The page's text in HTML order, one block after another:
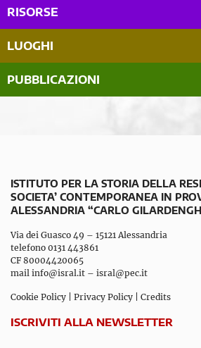
RISORSE
LUOGHI
PUBBLICAZIONI
ISTITUTO PER LA STORIA DELLA
SOCIETA’ CONTEMPORANEA IN
ALESSANDRIA “CARLO
Via dei Guasco 49 – 15121 Alessandria
telefono 0131 443861
CF 80004420065
mail info@isral.it – isral@pec.it
Cookie Policy Privacy Policy Credits
ISCRIVITI ALLA NEWSLETTER